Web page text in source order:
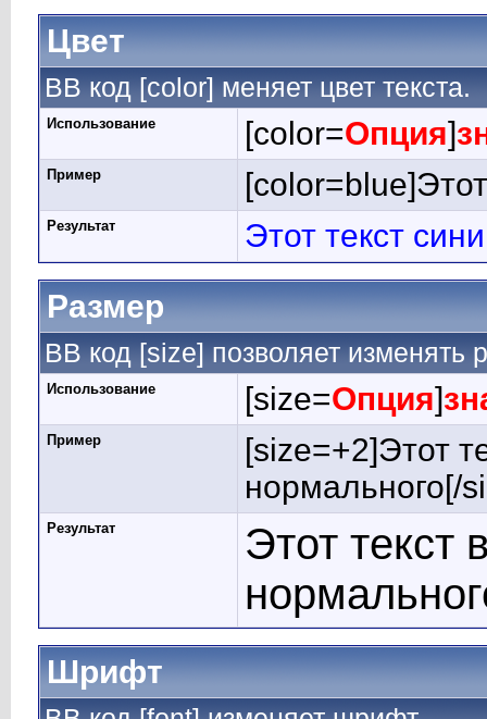
Цвет
BB код [color] меняет цвет текста.
Использование [color=Опция]
Пример
Результат
Этот текст
Размер
BB код [size] позволяет изменять
Использование [size=Опция]
Пример
[size=+2]Этот
нормального[/
Результат
Этот текст
Шрифт